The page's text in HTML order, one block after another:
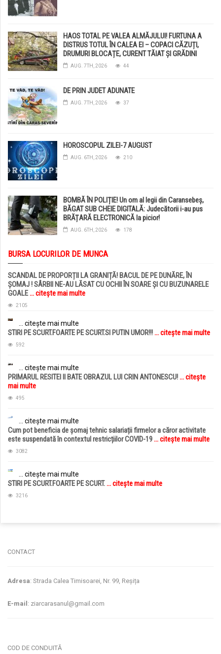
HAOS TOTAL PE VALEA ALMĂJULUI! FURTUNA A
DISTRUS TOTUL ÎN CALEA EI – COPACI CĂZUȚI,
DRUMURI BLOCAȚE, CURENT TĂIAT ȘI GRĂDINI
DISTRUSE DE GRINDINĂ!
AUG. 7TH, 2026 44
DE PRIN JUDET ADUNATE
AUG. 7TH, 2026 37
HOROSCOPUL ZILEI-7 AUGUST
AUG. 6TH, 2026 210
BOMBĂ ÎN POLIȚIE! Un om al legii din Caransebeș,
BĂGAT SUB CHEIE DIGITALĂ: Judecătorii i-au pus
BRĂȚARĂ ELECTRONICĂ la picior!
AUG. 6TH, 2026 178
BURSA LOCURILOR DE MUNCA
SCANDAL DE PROPORȚII LA GRANIȚĂ! BACUL DE PE DUNĂRE, ÎN
ȘOMAJ ! SÂRBII NE-AU LĂSAT CU OCHII ÎN SOARE ȘI CU BUZUNARELE
GOALE... citește mai multe
2105
... citește mai multe
STIRI PE SCURT.FOARTE PE SCURT.SI PUTIN UMOR!!!... citește mai multe
592
... citește mai multe
PRIMARUL RESITEI II BATE OBRAZUL LUI CRIN ANTONESCU!... citește
mai multe
495
... citește mai multe
Cum pot beneficia de șomaj tehnic salariații firmelor a căror activitate
este suspendată în contextul restricțiilor COVID-19... citește mai multe
3082
... citește mai multe
STIRI PE SCURT.FOARTE PE SCURT.... citește mai multe
3216
CONTACT
Adresa: Strada Calea Timisoarei, Nr. 99, Reșița
E-mail : ziarcarasanul@gmail.com
COD DE CONDUITĂ